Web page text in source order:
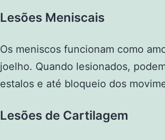
Lesões Meniscais
Os meniscos funcionam como
joelho. Quando lesionados,
estalos e até bloqueio dos
Lesões de Cartilagem